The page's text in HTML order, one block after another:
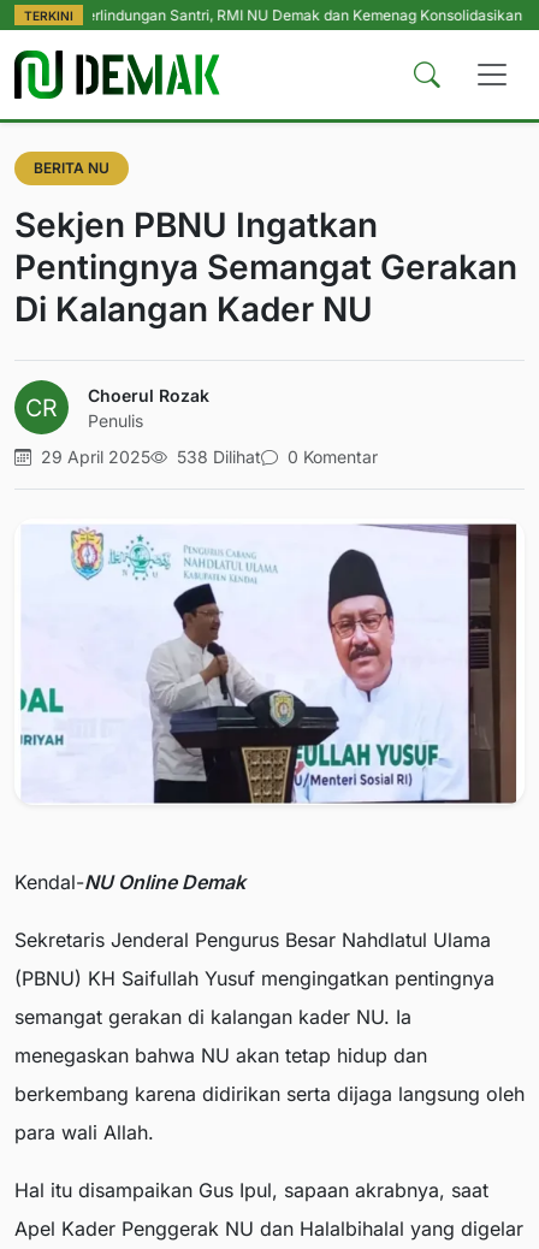
TERKINI Santri, RMI NU Demak dan Kemenag Konsolidasikan Pengasuh
BERITA NU
Sekjen PBNU Ingatkan
Pentingnya Semangat Gerakan
Di Kalangan Kader NU
Choerul Rozak
Penulis
29 April 2025
538 Dilihat 0 Komentar
Kendal-NU Online Demak
Sekretaris Jenderal Pengurus Besar Nahdlatul Ulama
(PBNU) KH Saifullah Yusuf mengingatkan pentingnya
semangat gerakan di kalangan kader NU. Ia
menegaskan bahwa NU akan tetap hidup dan
berkembang karena didirikan serta dijaga langsung oleh
para wali Allah.
Hal itu disampaikan Gus Ipul, sapaan akrabnya, saat
Apel Kader Penggerak NU dan Halalbihalal yang digelar